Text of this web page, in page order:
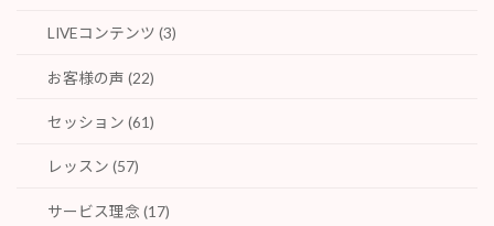
LIVEコンテンツ (3)
お客様の声 (22)
セッション (61)
レッスン (57)
サービス理念 (17)